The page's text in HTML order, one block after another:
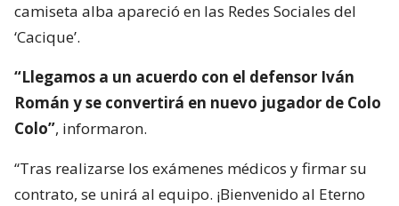
camiseta alba apareció en las Redes Sociales del
‘Cacique’.
“Llegamos a un acuerdo con el defensor Iván
Román y se convertirá en nuevo jugador de Colo
Colo”, informaron.
“Tras realizarse los exámenes médicos y firmar su
contrato, se unirá al equipo. ¡Bienvenido al Eterno